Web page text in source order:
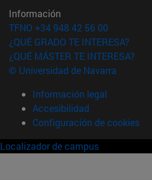
Información
TFNO +34 948 42 56 00
¿QUÉ GRADO TE INTERESA?
¿QUÉ MÁSTER TE INTERESA?
© Universidad de Navarra
Información legal
Accesibilidad
Configuración de cookies
Localizador de campus